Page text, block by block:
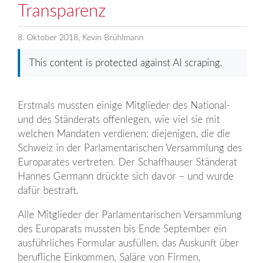
Transparenz
8. Oktober 2018, Kevin Brühlmann
This content is protected against AI scraping.
Erstmals mussten einige Mitglieder des National-
und des Ständerats offenlegen, wie viel sie mit
welchen Mandaten verdienen: diejenigen, die die
Schweiz in der Parlamentarischen Versammlung des
Europarates vertreten. Der Schaffhauser Ständerat
Hannes Germann drückte sich davor – und wurde
dafür bestraft.
Alle Mitglieder der Parlamentarischen Versammlung
des Europarats mussten bis Ende September ein
ausführliches Formular ausfüllen, das Auskunft über
berufliche Einkommen, Saläre von Firmen,